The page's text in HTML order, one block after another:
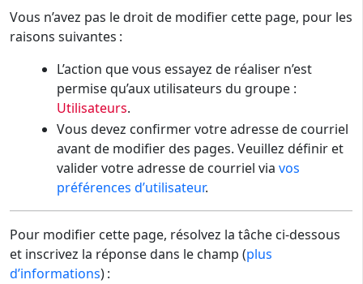
Vous n’avez pas le droit de modifier cette page, pour les
raisons suivantes :
L’action que vous essayez de réaliser n’est
permise qu’aux utilisateurs du groupe :
Utilisateurs.
Vous devez confirmer votre adresse de courriel
avant de modifier des pages. Veuillez définir et
valider votre adresse de courriel via vos
préférences d’utilisateur.
Pour modifier cette page, résolvez la tâche ci-dessous
et inscrivez la réponse dans le champ (plus
d’informations) :